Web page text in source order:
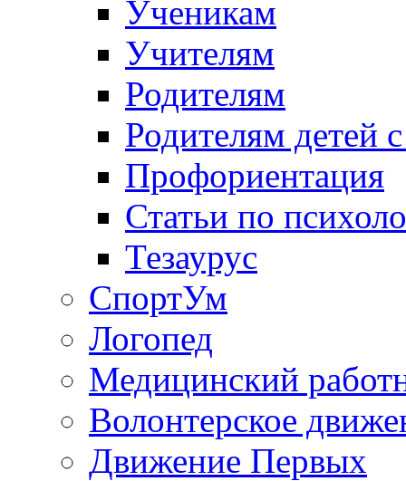
Ученикам
Учителям
Родителям
Родителям детей
Профориентация
Статьи по
Тезаурус
СпортУм
Логопед
Медицинский
Волонтерское
Движение Первых